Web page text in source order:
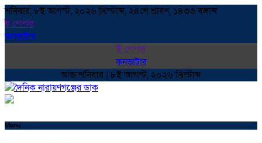
শনিবার, ৮ই আগস্ট, ২০২৬ খ্রিস্টাব্দ, ২৪শে শ্রাবণ, ১৪৩৩ বঙ্গাব্দ
ই পেপার
কনভাটার
ই পেপার
কনভাটার
আজ শনিবার | ৮ই আগস্ট, ২০২৬ খ্রিস্টাব্দ
Menu